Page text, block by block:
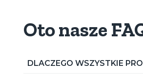
Oto nasze
DLACZEGO WSZYSTKIE